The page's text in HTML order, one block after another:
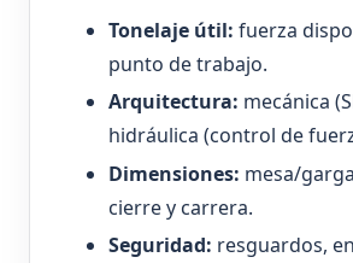
Tonelaje útil: fuerza
punto de trabajo.
Arquitectura: mecánica
hidráulica (control de
Dimensiones: mesa/
cierre y carrera.
Seguridad: resguardos,